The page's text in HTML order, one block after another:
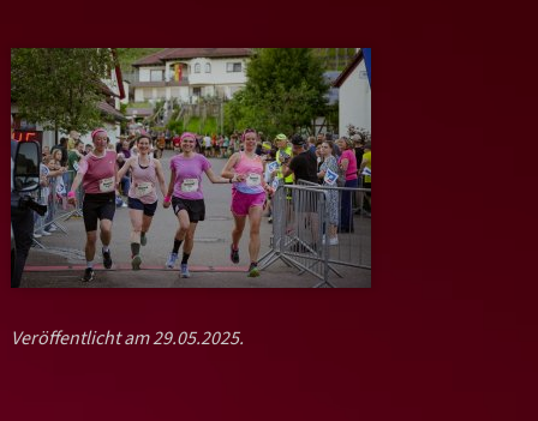
Veröffentlicht am 29.05.2025.